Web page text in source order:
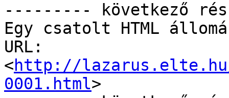
--------- következő
Egy csatolt HTML
URL:
<http://lazarus.elte.hu/
0001.html>